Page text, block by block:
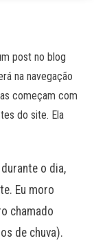
post no blog
na navegação
começam com
do site. Ela
o dia,
Eu moro
chamado
de chuva).